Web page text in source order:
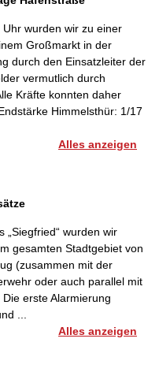
wurden wir zu einer
Großmarkt in der
durch den Einsatzleiter der
vermutlich durch
Kräfte konnten daher
Himmelsthür: 1/17
Alles anzeigen
„Siegfried“ wurden wir
gesamten Stadtgebiet von
(zusammen mit der
oder auch parallel mit
erste Alarmierung
...
Alles anzeigen